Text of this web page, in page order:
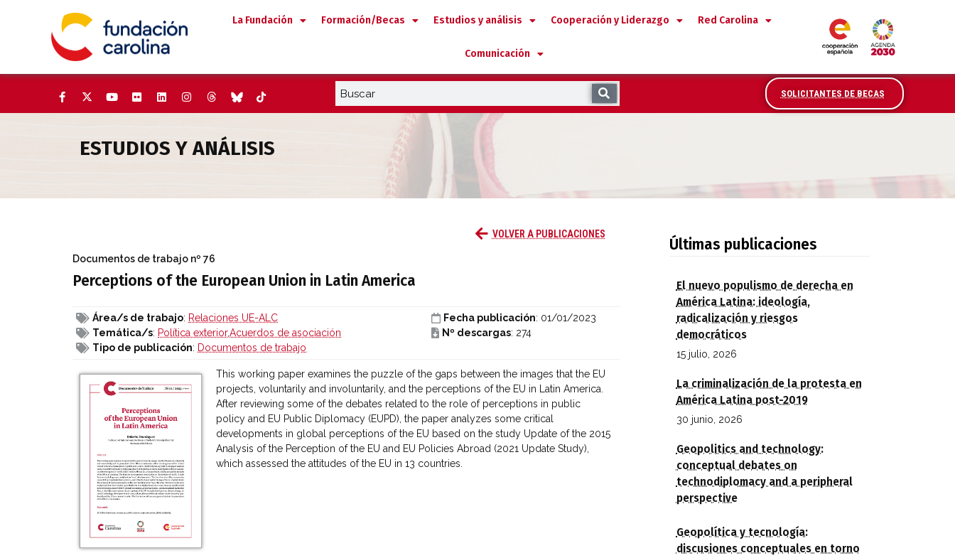
La Fundación Formación/Becas Estudios y análisis Cooperación y Liderazgo Red Carolina
Comunicación
SOLICITANTES DE BECAS
ESTUDIOS Y ANÁLISIS
Perceptions of the European Union in Latin America
VOLVER A PUBLICACIONES
Documentos de trabajo nº 76
Perceptions of the European Union in Latin America
Área/s de trabajo: Relaciones UE-ALC
Temática/s: Política exterior,Acuerdos de asociación
Tipo de publicación: Documentos de trabajo
Fecha publicación: 01/01/2023
Nº descargas: 274
This working paper examines the puzzle of the gaps between the images that the EU
projects, voluntarily and involuntarily, and the perceptions of the EU in Latin America.
After reviewing some of the debates related to the role of perceptions in public
policy and EU Public Diplomacy (EUPD), the paper analyzes some critical
developments in global perceptions of the EU based on the study Update of the 2015
Analysis of the Perception of the EU and EU Policies Abroad (2021 Update Study),
which assessed the attitudes of the EU in 13 countries.
Últimas publicaciones
El nuevo populismo de derecha en
América Latina: ideología,
radicalización y riesgos
democráticos
15 julio, 2026
La criminalización de la protesta en
América Latina post-2019
30 junio, 2026
Geopolitics and technology:
conceptual debates on
technodiplomacy and a peripheral
perspective
Geopolítica y tecnología:
discusiones conceptuales en torno